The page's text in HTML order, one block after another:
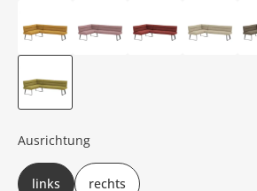
Ausrichtung
links rechts